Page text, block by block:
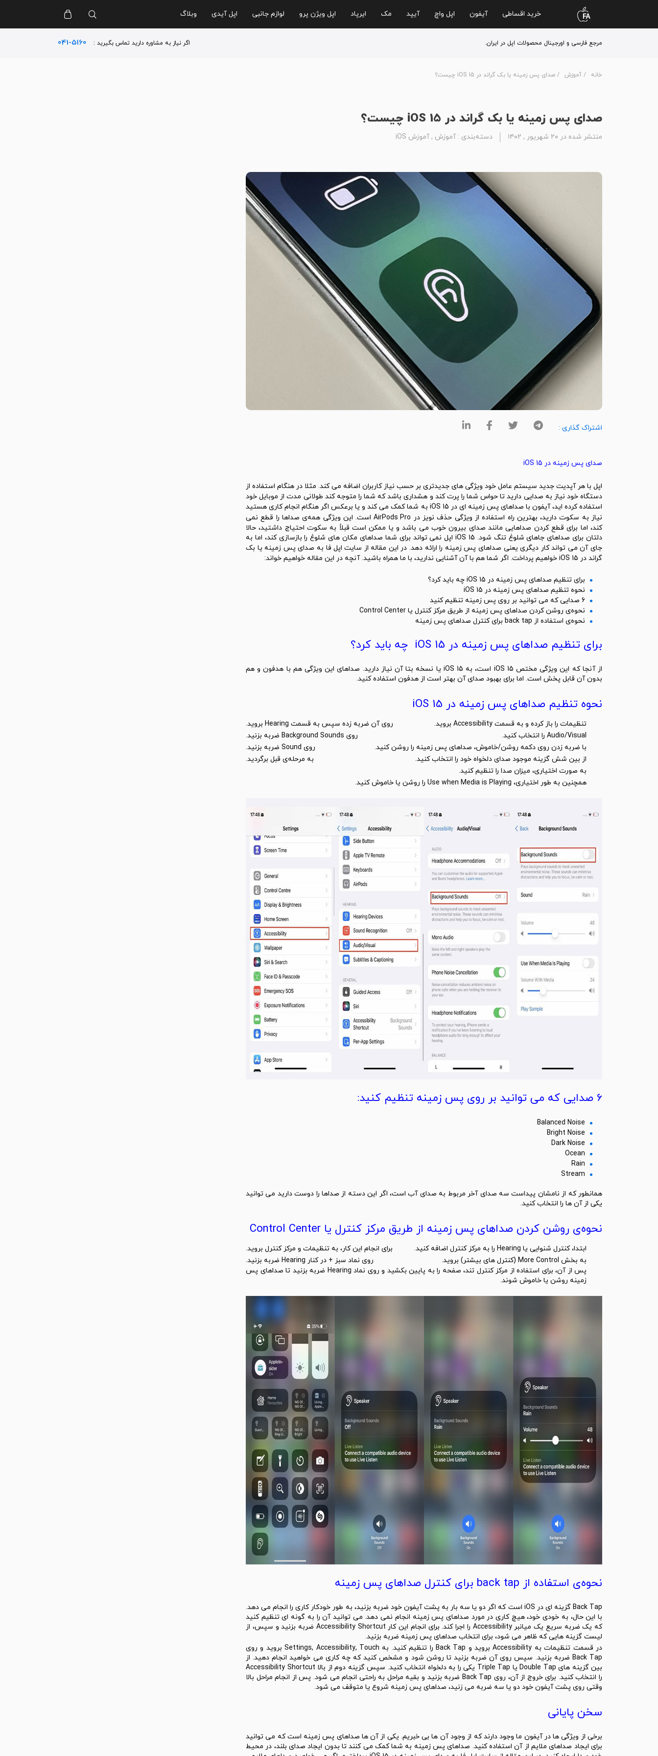
خرید اقساطی آیفون اپل واچ آیپد مک ایرپاد اپل ویژن پرو لوازم جانبی اپل آیدی وبلاگ
مرجع فارسی و اورجینال محصولات اپل در ایران. اگر نیاز به مشاوره دارید تماس بگیرید : 041-5160
خانه / آموزش / صدای پس زمینه یا بک گراند در iOS 15 چیست؟
صدای پس زمینه یا بک گراند در iOS 15 چیست؟
منتشر شده در ۲۰ شهریور , ۱۴۰۲ دسته‌بندی : آموزش ,آموزش iOS
اشتراک گذاری :
صدای پس زمینه در iOS 15
اپل با هر آپدیت جدید سیستم عامل خود ویژگی های جدیدتری بر حسب نیاز کاربران اضافه می کند. مثلا در هنگام استفاده از
دستگاه خود نیاز به صدایی دارید تا حواس شما را پرت کند و هشداری باشد که شما را متوجه کند طولانی مدت از موبایل خود
استفاده کرده اید،آیفون
با صداهای پس زمینه ای در iOS 15 به شما کمک می کند و یا برعکس اگر هنگام انجام کاری هستید
نیاز به سکوت دارید، بهترین راه استفاده از ویژگی حذف نویز در AirPods Proاست. این ویژگی همه‌ی صداها را قطع نمی
کند، اما برای قطع کردن صداهایی مانند صدای بیرون خوب می باشد و یا ممکن است قبلاً به سکوت احتیاج داشتید، حالا
دلتان برای صداهای جاهای شلوغ تنگ شود. iOS 15 اپل نمی تواند برای شما صداهای مکان های شلوغ را بازسازی کند، اما به
جای آن می تواند کار دیگری یعنی صداهای پس زمینه را ارائه دهد. در این مقاله از سایت اپل فا به صدای پس زمینه یا بک
گراند در iOS 15 خواهیم پرداخت. اگر شما هم با آن آشنایی ندارید، با ما همراه باشید. آنچه در این مقاله خواهیم خواند:
برای تنظیم صداهای پس زمینه در iOS 15 چه باید کرد؟
نحوه تنظیم صداهای پس زمینه در iOS 15
6 صدایی که می توانید بر روی پس زمینه تنظیم کنید
نحوه‌ی روشن کردن صداهای پس زمینه از طریق مرکز کنترل یا Control Center
نحوه‌ی استفاده از back tap برای کنترل صداهای پس زمینه
برای تنظیم صداهای پس زمینه در iOS 15 چه باید کرد؟
از آنجا که این ویژگی مختص iOS 15 است، به iOS 15 یا نسخه بتا آن نیاز دارید. صداهای این ویژگی هم با هدفون و هم
بدون آن قابل پخش است. اما برای بهبود صدای آن بهتر است از هدفون استفاده کنید.
نحوه تنظیم صداهای پس زمینه در iOS 15
تنظیمات را باز کرده و به قسمت Accessibility بروید.
روی آن ضربه زده سپس به قسمت Hearing بروید.
Audio/Visual را انتخاب کنید.
روی Background Sounds ضربه بزنید.
با ضربه زدن روی دکمه روشن/خاموش، صداهای پس زمینه را روشن کنید.
روی Sound ضربه بزنید.
از بین شش گزینه موجود صدای دلخواه خود را انتخاب کنید.
به مرحله‌ی قبل برگردید.
به صورت اختیاری، میزان صدا را تنظیم کنید.
همچنین به طور اختیاری، Use when Media is Playing را روشن یا خاموش کنید.
6 صدایی که می توانید بر روی پس زمینه تنظیم کنید:
Balanced Noise
Bright Noise
Dark Noise
Ocean
Rain
Stream
همانطور که از نامشان پیداست سه صدای آخر مربوط به صدای آب است، اگر این دسته از صداها را دوست دارید می توانید
یکی از آن ها را انتخاب کنید.
نحوه‌ی روشن کردن صداهای پس زمینه از طریق مرکز کنترل یا Control Center
ابتدا، کنترل شنوایی یا Hearing را به مرکز کنترل اضافه کنید.
برای انجام این کار، به تنظیمات و مرکز کنترل بروید.
به بخش More Control (کنترل های بیشتر) بروید.
روی نماد سبز + در کنار Hearing ضربه بزنید.
پس از آن، برای استفاده از مرکز کنترل تند، صفحه را به پایین بکشید و روی نماد Hearing ضربه بزنید تا صداهای پس
زمینه روشن یا خاموش شوند.
نحوه‌ی استفاده از back tap برای کنترل صداهای پس زمینه
Back Tap گزینه ای در iOS است که اگر دو یا سه بار به پشت آیفون خود ضربه بزنید، به طور خودکار کاری را انجام می دهد.
با این حال، به خودی خود، هیچ کاری در مورد صداهای پس زمینه انجام نمی دهد. می توانید آن را به گونه ای تنظیم کنید
که یک ضربه سریع یک میانبر Accessibility را اجرا کند. برای انجام این کار Accessibility Shortcut ضربه بزنید و سپس، از
لیست گزینه هایی که ظاهر می شود، برای انتخاب صداهای پس زمینه ضربه بزنید.
در قسمت تنظیمات به Accessibility بروید و Back Tap را تنظیم کنید. به Settings, Accessibility, Touch بروید و روی
Back Tap ضربه بزنید. سپس روی آن ضربه بزنید تا روشن شود و مشخص کنید که چه کاری می خواهید انجام دهید. از
بین گزینه های Double Tap یا Triple Tap یکی را به دلخواه انتخاب کنید. سپس گزینه دوم از بالا Accessibility Shortcut
را انتخاب کنید. برای خروج از آن، روی Back Tap ضربه بزنید و بقیه مراحل به راحتی انجام می شود. پس از انجام مراحل بالا
وقتی روی پشت آیفون خود دو یا سه ضربه می زنید، صداهای پس زمینه شروع یا متوقف می شود.
سخن پایانی
برخی از ویژگی ها در آیفون ما وجود دارند که از وجود آن ها بی خبریم. یکی از آن ها صداهای پس زمینه است که می توانید
برای ایجاد صداهای ملایم از آن استفاده کنید. صداهای پس زمینه به شما کمک می کنند تا بدون ایجاد صدای بلند، در محیط